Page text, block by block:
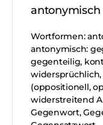
antonymisch
Wortformen:
antonymisch:
gegenteilig,
widersprüchlich,
(oppositionell,
widerstreitend
Gegenwort,